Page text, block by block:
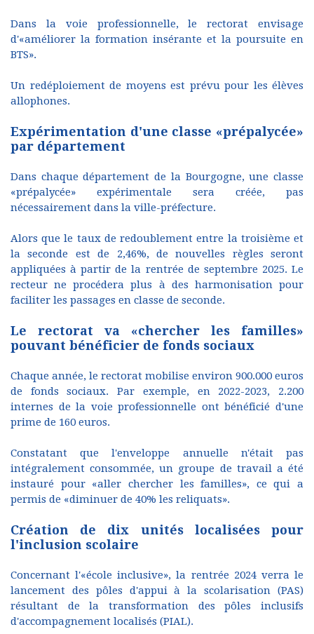
Dans la voie professionnelle, le rectorat envisage
d'«améliorer la formation insérante et la poursuite en
BTS».
Un redéploiement de moyens est prévu pour les élèves
allophones.
Expérimentation d'une classe «prépalycée»
par département
Dans chaque département de la Bourgogne, une classe
«prépalycée» expérimentale sera créée, pas
nécessairement dans la ville-préfecture.
Alors que le taux de redoublement entre la troisième et
la seconde est de 2,46%, de nouvelles règles seront
appliquées à partir de la rentrée de septembre 2025. Le
recteur ne procédera plus à des harmonisation pour
faciliter les passages en classe de seconde.
Le rectorat va «chercher les familles»
pouvant bénéficier de fonds sociaux
Chaque année, le rectorat mobilise environ 900.000 euros
de fonds sociaux. Par exemple, en 2022-2023, 2.200
internes de la voie professionnelle ont bénéficié d'une
prime de 160 euros.
Constatant que l'enveloppe annuelle n'était pas
intégralement consommée, un groupe de travail a été
instauré pour «aller chercher les familles», ce qui a
permis de «diminuer de 40% les reliquats».
Création de dix unités localisées pour
l'inclusion scolaire
Concernant l'«école inclusive», la rentrée 2024 verra le
lancement des pôles d'appui à la scolarisation (PAS)
résultant de la transformation des pôles inclusifs
d'accompagnement localisés (PIAL).